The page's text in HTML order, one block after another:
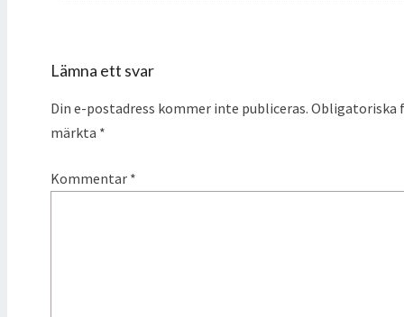
Lämna ett svar
Din e-postadress kommer inte publiceras. Obligatoriska
märkta *
Kommentar *